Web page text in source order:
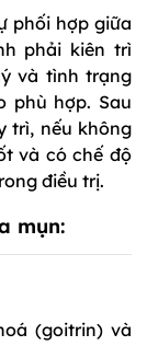
phối hợp giữa
phải kiên trì
và tình trạng
phù hợp. Sau
trì, nếu không
và có chế độ
điều trị.
mụn:
(goitrin) và